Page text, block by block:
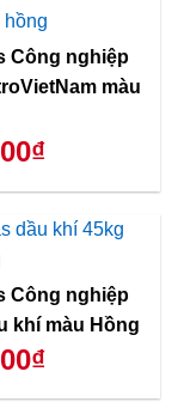
Công nghiệp
màu
Công nghiệp
khí màu Hồng